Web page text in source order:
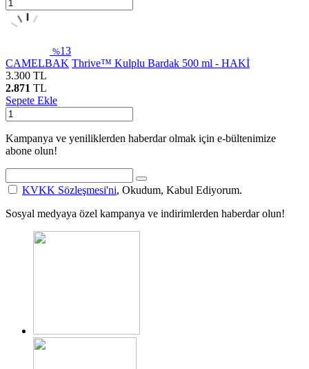
%13
CAMELBAK Thrive™ Kulplu Bardak 500 ml - HAKİ
3.300 TL
2.871 TL
Sepete Ekle
Kampanya ve yeniliklerden haberdar olmak için e-bültenimize
abone olun!
KVKK Sözleşmesi'ni, Okudum, Kabul Ediyorum.
Sosyal medyaya özel kampanya ve indirimlerden haberdar olun!